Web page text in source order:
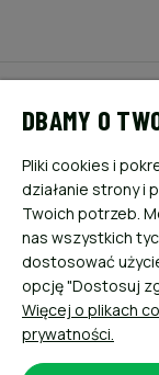
PŁATNOŚCI I
INFORMACJE
O NAS
DBAMY O
Pliki cookies i
działanie strony i
Twoich potrzeb.
nas wszystkich
dostosować
opcję "Dostosuj
Więcej o plikach
prywatności.